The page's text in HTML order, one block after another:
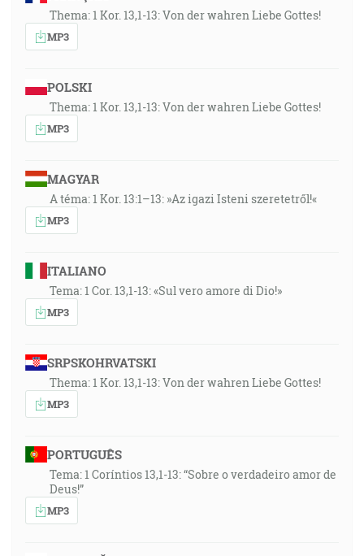
Thema: 1 Kor. 13,1-13: Von der wahren Liebe Gottes!
MP3
POLSKI
Thema: 1 Kor. 13,1-13: Von der wahren Liebe Gottes!
MP3
MAGYAR
A téma: 1 Kor. 13:1–13: »Az igazi Isteni szeretetről!«
MP3
ITALIANO
Tema: 1 Cor. 13,1-13: «Sul vero amore di Dio!»
MP3
SRPSKOHRVATSKI
Thema: 1 Kor. 13,1-13: Von der wahren Liebe Gottes!
MP3
PORTUGUÊS
Tema: 1 Coríntios 13,1-13: “Sobre o verdadeiro amor de
Deus!”
MP3